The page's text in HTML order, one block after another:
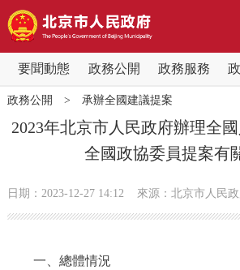
要聞動態 政務公開 政務服務
要聞動態
黨中央精神 國務院資訊
北京要聞 會議資訊
政務公開 > 承辦全國建議提案
2023年北京市人民政府辦理全
全國政協委員提案有
日期：2023-12-27 14:12 來源：北京市人民
一、總體情況